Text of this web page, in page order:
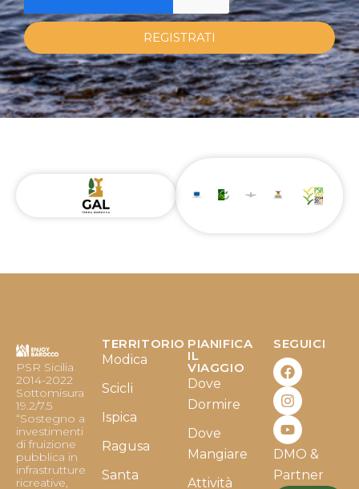
REGISTRATI
PSR Sicilia
2014-2022
Sottomisura
19.2/7.5
“Sostegno a
investimenti
di fruizione
pubblica in
infrastrutture
ricreative,
TERRITORIO
Modica
Scicli
Ispica
Ragusa
Santa
PIANIFICA
IL
VIAGGIO
Dove
Dormire
Dove
Mangiare
Attività
SEGUICI
F
a
c
e
b
o
o
k
I
n
s
t
a
g
r
a
m
Y
o
u
t
u
b
e
DMO &
Partner